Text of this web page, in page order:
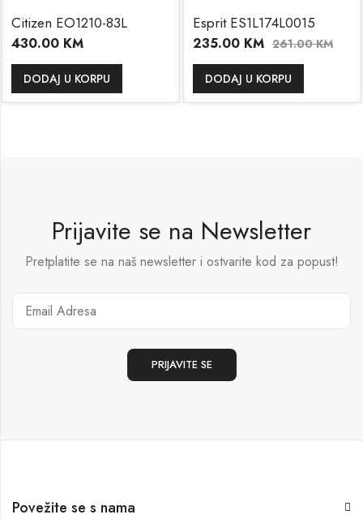
Citizen EO1210-83L
430.00 KM
DODAJ U KORPU
Esprit ES1L174L0015
235.00 KM 261.00KM
DODAJ U KORPU
Prijavite se na Newsletter
Pretplatite se na naš newsletter i ostvarite kod za popust!
Povežite se s nama